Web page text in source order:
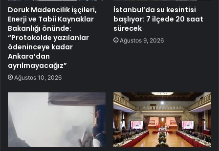
Doruk Madencilik işçileri,
Enerji ve Tabii Kaynaklar
Bakanlığı önünde:
“Protokolde yazılanlar
ödeninceye kadar
Ankara’dan
ayrılmayacağız”
Ağustos 10, 2026
İstanbul’da su kesintisi
başlıyor: 7 ilçede 20 saat
sürecek
Ağustos 9, 2026